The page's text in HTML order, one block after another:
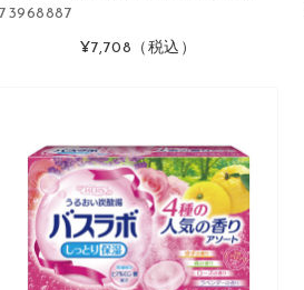
73968887
¥7,708 （税込）